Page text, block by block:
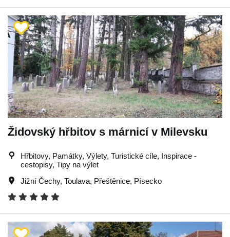
Židovský hřbitov s márnicí v Milevsku
Hřbitovy, Památky, Výlety, Turistické cíle, Inspirace -
cestopisy, Tipy na výlet
Jižní Čechy, Toulava, Přeštěnice, Písecko